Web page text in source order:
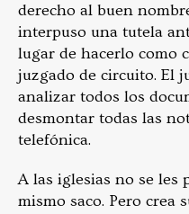
derecho al buen
interpuso una tutela
lugar de hacerlo como
juzgado de circuito. El
analizar todos los
desmontar todas las
telefónica.
A las iglesias no se les
mismo saco. Pero crea